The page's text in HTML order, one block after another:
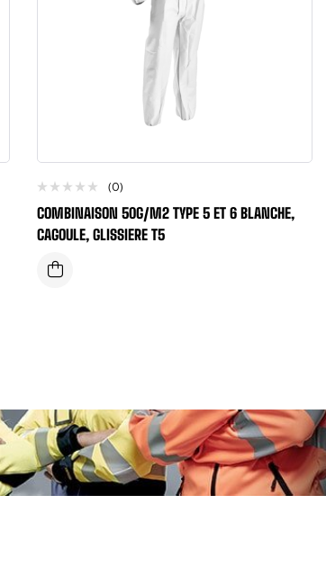
(0)
COMBINAISON 50G/M2 TYPE 5 ET 6 BLANCHE,
CAGOULE, GLISSIERE T5